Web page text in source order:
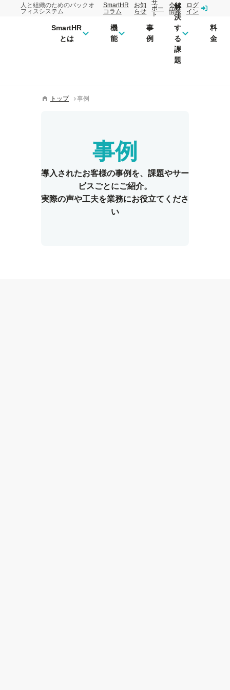
人と組織のためのバックオ
フィスシステム
SmartHR
コラム
お知
らせ
サ
ポー
ト
会社
情報
ログ
イン
SmartHR
とは
機
能
事
例
解
決
す
る
課
題
料
金
トップ 事例
事例
導入されたお客様の事例を、 課題やサー
ビスごとにご紹介。
実際の声や工夫を業務にお役立てくださ
い